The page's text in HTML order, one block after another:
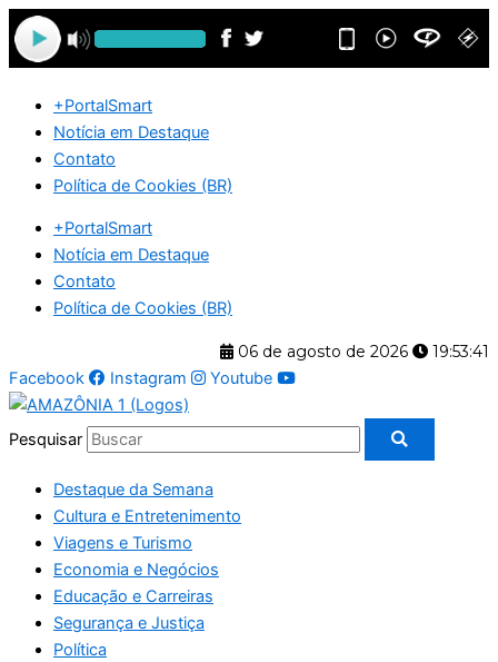
Ir
para
o
+PortalSmart
Notícia em Destaque
Contato
Política de Cookies (BR)
+PortalSmart
Notícia em Destaque
Contato
Política de Cookies (BR)
06 de agosto de 2026
19:53:42
Facebook
Instagram Youtube
Pesquisar
Destaque da Semana
Cultura e Entretenimento
Viagens e Turismo
Economia e Negócios
Educação e Carreiras
Segurança e Justiça
Política